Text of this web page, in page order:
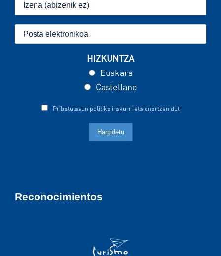
HIZKUNTZA
Euskara
Castellano
Pribatutasun politika irakurri eta onartzen dut
Reconocimientos